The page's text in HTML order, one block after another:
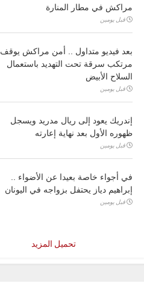
مراكش في مطار المنارة
قبل يومين
بعد فيديو متداول .. أمن مراكش يوقف
مرتكب سرقة تحت التهديد باستعمال
السلاح الأبيض
قبل يومين
إندريك يعود إلى ريال مدريد ويسجل
ظهوره الأول بعد نهاية إعارته
قبل يومين
في أجواء خاصة بعيدا عن الأضواء ..
إبراهيم دياز يحتفل بزواجه في اليونان
قبل يومين
تحميل المزيد